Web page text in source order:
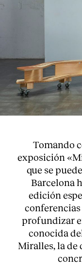
Tomando
exposición «
que se
Barcelona
edición
profundizar
conocida
Miralles, la de